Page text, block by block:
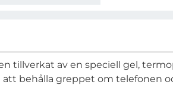
tillverkat av en speciell gel,
behålla greppet om telefonen